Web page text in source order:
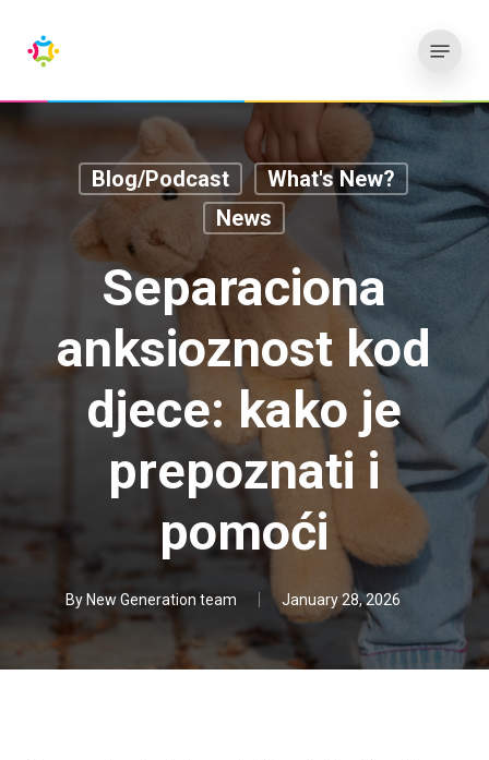
content
Blog/Podcast
What's New?
News
Separaciona
anksioznost kod
djece: kako je
prepoznati i
pomoći
By New Generation team January 28, 2026